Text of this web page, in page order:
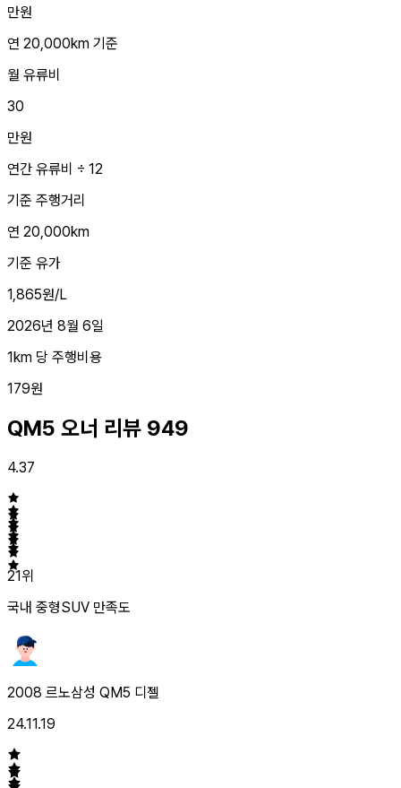
만원
연 20,000km 기준
월 유류비
30
만원
연간 유류비 ÷ 12
기준 주행거리
연 20,000km
기준 유가
1,865원/L
2026년 8월 6일
1km 당 주행비용
179원
QM5 오너 리뷰 949
4.37
21위
국내 중형SUV 만족도
2008 르노삼성 QM5 디젤
24.11.19